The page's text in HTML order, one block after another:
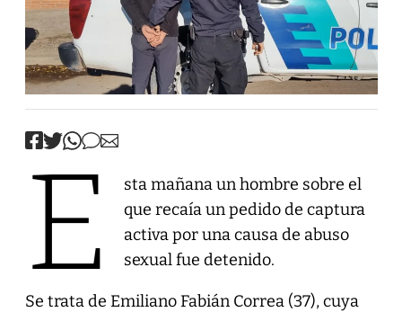
E
sta mañana un hombre sobre el
que recaía un pedido de captura
activa por una causa de abuso
sexual fue detenido.
Se trata de Emiliano Fabián Correa (37), cuya